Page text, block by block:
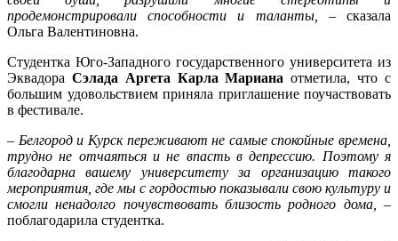
продемонстрировали способности и таланты, –сказала
Ольга Валентиновна.
Студентка Юго-Западного государственного университета из
Эквадора Сэлада Аргета Карла Мариана отметила, что с
большим удовольствием приняла приглашение поучаствовать
в фестивале.
– Белгород и Курск переживают не самые спокойные времена,
трудно не отчаяться и не впасть в депрессию. Поэтому я
благодарна вашему университету за организацию такого
мероприятия, где мы с гордостью показывали свою культуру и
смогли ненадолго почувствовать близость родного дома, –
поблагодарила студентка.